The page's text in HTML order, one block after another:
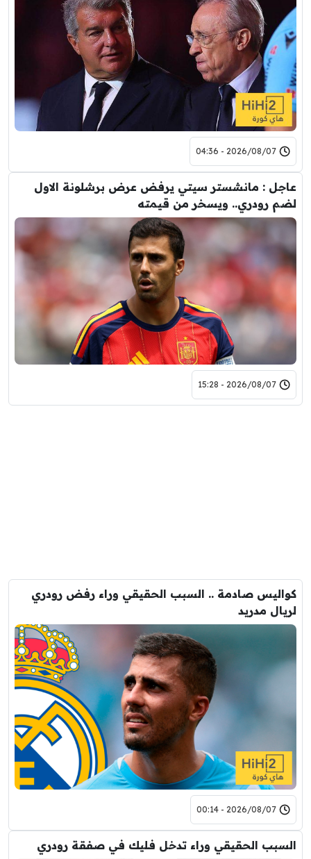
2026/08/07 - 04:36
عاجل : مانشستر سيتي يرفض عرض برشلونة الاول
لضم رودري.. ويسخر من قيمته
2026/08/07 - 15:28
كواليس صادمة .. السبب الحقيقي وراء رفض رودري
لريال مدريد
2026/08/07 - 00:14
السبب الحقيقي وراء تدخل فليك في صفقة رودري